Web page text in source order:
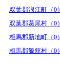
双葉郡浪江町（0）
双葉郡葛尾村（0）
相馬郡新地町（0）
相馬郡飯舘村（0）